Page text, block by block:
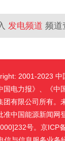
发电频道 频道
2001-2023 中
国电力报》、《中
有限公司所有。
准中国能源新闻网
号。京ICP